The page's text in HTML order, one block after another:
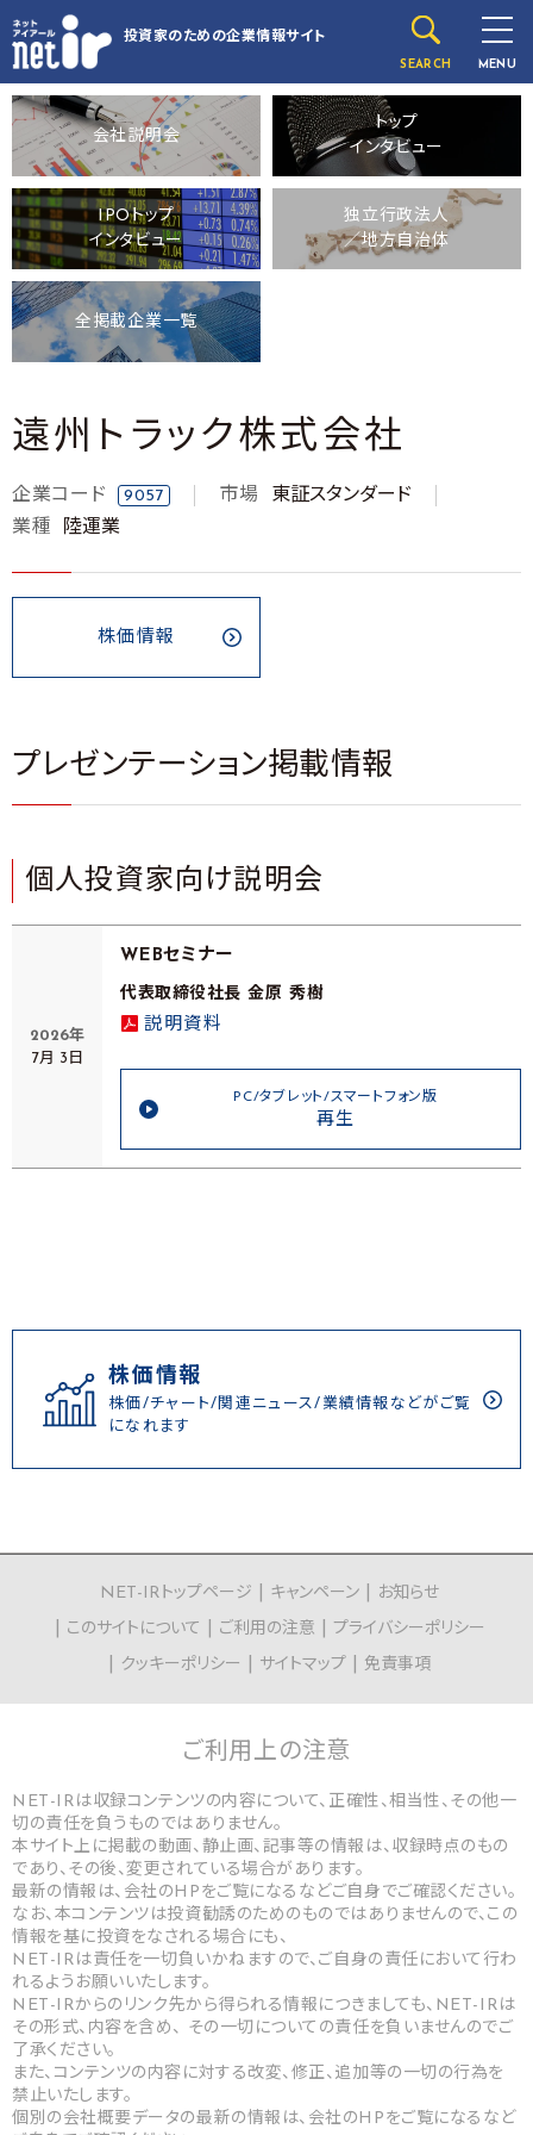
投資家のための企業情報サイト
SEARCH MENU
会社説明会
トップ
インタビュー
IPOトップ
インタビュー
独立行政法人
／地方自治体
全掲載企業一覧
遠州トラック株式会社
企業コード 9057 市場
東証スタンダード
業種
陸運業
株価情報
プレゼンテーション掲載情報
個人投資家向け説明会
2026年
7月 3日
WEBセミナー
代表取締役社長 金原 秀樹
説明資料
PC/タブレット/スマートフォン版
再生
株価情報
株価/チャート/関連ニュース/業績情報などがご覧
になれます
NET-IRトップページ キャンペーン
お知らせ
このサイトについて
ご利用の注意
プライバシーポリシー
クッキーポリシー
サイトマップ 免責事項
ご利用上の注意
NET-IRは収録コンテンツの内容について、正確性、相当性、その他一
切の責任を負うものではありません。
本サイト上に掲載の動画、静止画、記事等の情報は、収録時点のもの
であり、その後、変更されている場合があります。
最新の情報は、会社のHPをご覧になるなどご自身でご確認ください。
なお、本コンテンツは投資勧誘のためのものではありませんので、この
情報を基に投資をなされる場合にも、
NET-IRは責任を一切負いかねますので、ご自身の責任において行わ
れるようお願いいたします。
NET-IRからのリンク先から得られる情報につきましても、NET-IRは
その形式、内容を含め、 その一切についての責任を負いませんのでご
了承ください。
また、コンテンツの内容に対する改変、修正、追加等の一切の行為を
禁止いたします。
個別の会社概要データの最新の情報は、会社のHPをご覧になるなど